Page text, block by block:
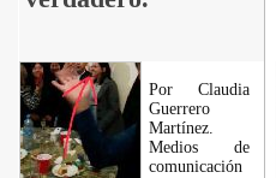
Por Claudia
Guerrero
Martínez.
Medios de
comunicación